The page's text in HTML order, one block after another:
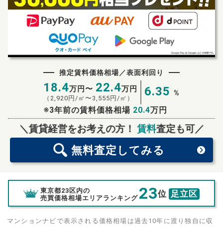
推定賃料価格相場／表面利回り
18.4万円〜 22.4万円
（ 2,920 円/㎡〜 3,555 円/㎡） 6.35 %
※3年前の賃料価格相場 20.4万円
＼賃貸経営をお考えの方！賃料査定も可／
無料査定 してみる
無料査定スタート！
東京都23区内の
売買価格相場エリアランキング 23位 足立区
マンションナビで表示される価格相場は過去10年に渡り独自に収